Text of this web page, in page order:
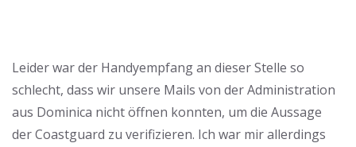
Leider war der Handyempfang an dieser Stelle so
schlecht, dass wir unsere Mails von der Administration
aus Dominica nicht öffnen konnten, um die Aussage
der Coastguard zu verifizieren. Ich war mir allerdings